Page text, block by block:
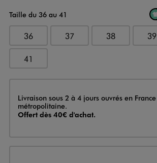
Taille du 36 au 41
36 37 38 39
41
Livraison
Livraison sous 2 à 4 jours ouvrés en France
métropolitaine.
Offert dès 40€ d'achat.